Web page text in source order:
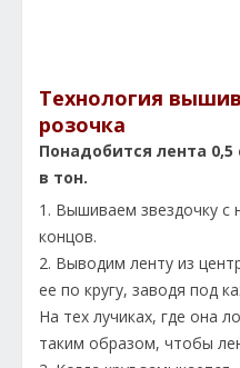
Технология
розочка
Понадобится лента
в тон.
1. Вышиваем звездочку с
концов.
2. Выводим ленту из
ее по кругу, заводя под
На тех лучиках, где она
таким образом, чтобы